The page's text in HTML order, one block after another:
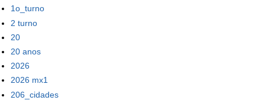
1o_turno
2 turno
20
20 anos
2026
2026 mx1
206_cidades